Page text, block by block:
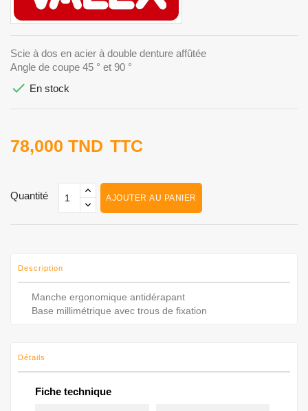
Scie à dos en acier à double denture affûtée
Angle de coupe 45 ° et 90 °
 En stock
78,000 TND TTC
Quantité AJOUTER AU PANIER
Description
Manche ergonomique antidérapant
Base millimétrique avec trous de fixation
Détails
Fiche technique